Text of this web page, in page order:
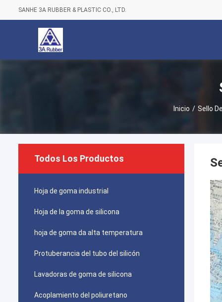
SANHE 3A RUBBER & PLASTIC CO., LTD.
Inicio / Sello
Todos Los Productos
Hoja de goma industrial
Hoja de la goma de silicona
hoja de goma da alta temperatura
Protuberancia del tubo del silicón
Lavadoras de goma de silicona
Acoplamiento del poliuretano